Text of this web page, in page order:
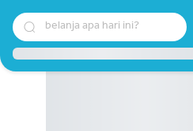
belanja apa hari ini?